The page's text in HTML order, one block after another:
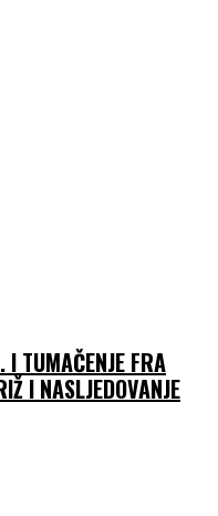
TUMAČENJE FRA
I NASLJEDOVANJE